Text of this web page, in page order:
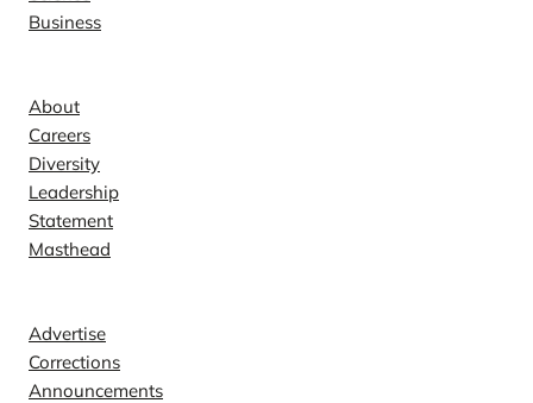
Business
About
Careers
Diversity
Leadership
Statement
Masthead
Advertise
Corrections
Announcements